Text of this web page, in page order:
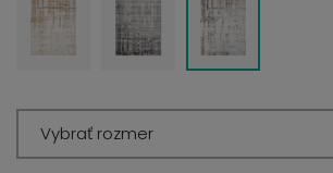
Vybrať rozmer